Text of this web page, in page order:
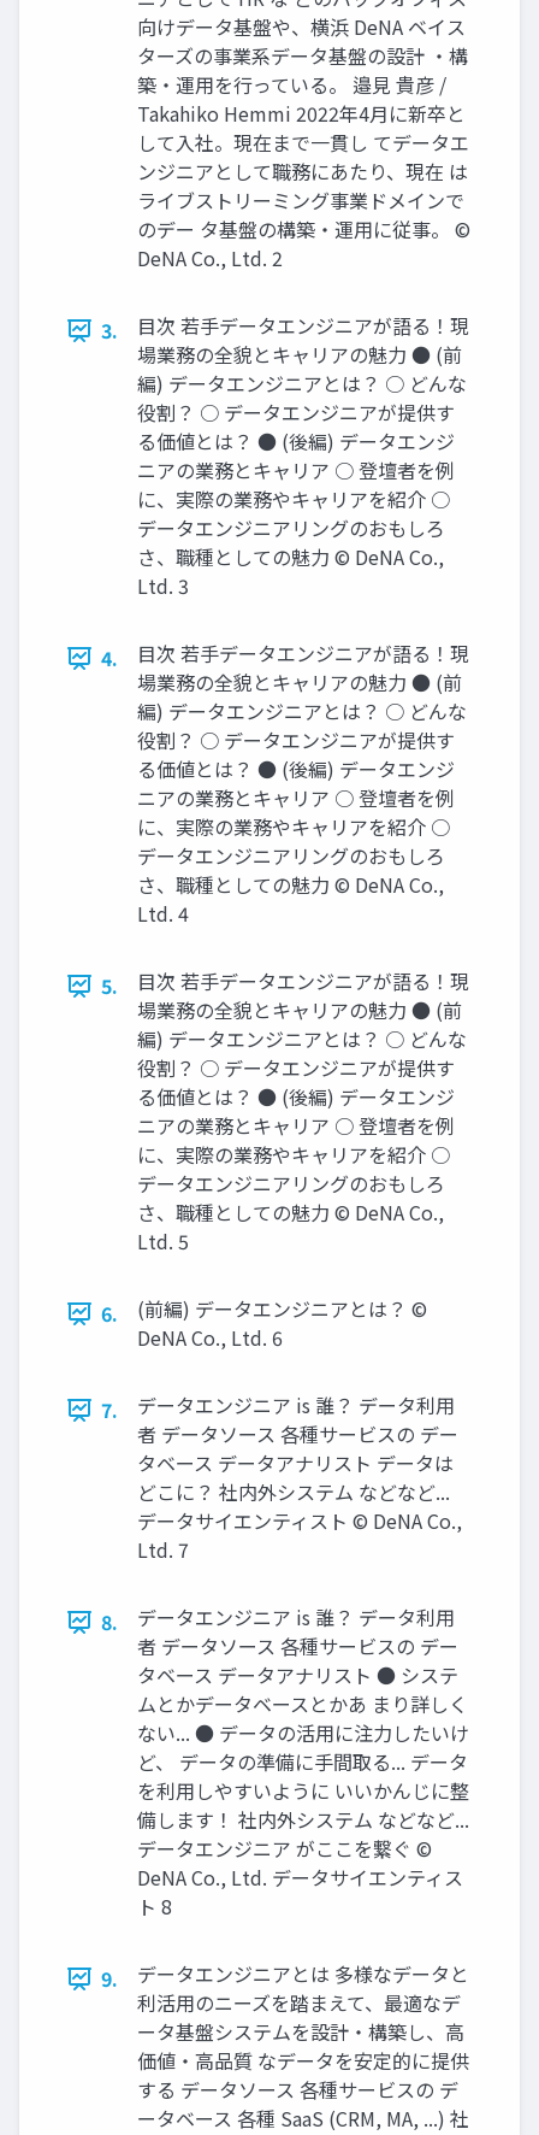
向けデータ基盤や、横浜 DeNA ベイス
ターズの事業系データ基盤の設計 ‧構
築‧運⽤を⾏っている。 邉⾒ 貴彦 /
Takahiko Hemmi 2022年4⽉に新卒と
して⼊社。現在まで⼀貫し てデータエ
ンジニアとして職務にあたり、現在 は
ライブストリーミング事業ドメインで
のデー タ基盤の構築‧運⽤に従事。 ©
DeNA Co., Ltd. 2
3.
⽬次 若⼿データエンジニアが語る！現
場業務の全貌とキャリアの魅⼒ ● (前
編) データエンジニアとは？ ○ どんな
役割？ ○ データエンジニアが提供す
る価値とは？ ● (後編) データエンジ
ニアの業務とキャリア ○ 登壇者を例
に、実際の業務やキャリアを紹介 ○
データエンジニアリングのおもしろ
さ、職種としての魅⼒ © DeNA Co.,
Ltd. 3
4.
⽬次 若⼿データエンジニアが語る！現
場業務の全貌とキャリアの魅⼒ ● (前
編) データエンジニアとは？ ○ どんな
役割？ ○ データエンジニアが提供す
る価値とは？ ● (後編) データエンジ
ニアの業務とキャリア ○ 登壇者を例
に、実際の業務やキャリアを紹介 ○
データエンジニアリングのおもしろ
さ、職種としての魅⼒ © DeNA Co.,
Ltd. 4
5.
⽬次 若⼿データエンジニアが語る！現
場業務の全貌とキャリアの魅⼒ ● (前
編) データエンジニアとは？ ○ どんな
役割？ ○ データエンジニアが提供す
る価値とは？ ● (後編) データエンジ
ニアの業務とキャリア ○ 登壇者を例
に、実際の業務やキャリアを紹介 ○
データエンジニアリングのおもしろ
さ、職種としての魅⼒ © DeNA Co.,
Ltd. 5
6.
(前編) データエンジニアとは？ ©
DeNA Co., Ltd. 6
7.
データエンジニア is 誰？ データ利⽤
者 データソース 各種サービスの デー
タベース データアナリスト データは
どこに？ 社内外システム などなど...
データサイエンティスト © DeNA Co.,
Ltd. 7
8.
データエンジニア is 誰？ データ利⽤
者 データソース 各種サービスの デー
タベース データアナリスト ● システ
ムとかデータベースとかあ まり詳しく
ない... ● データの活⽤に注⼒したいけ
ど、 データの準備に⼿間取る... データ
を利⽤しやすいように いいかんじに整
備します！ 社内外システム などなど...
データエンジニア がここを繋ぐ ©
DeNA Co., Ltd. データサイエンティス
ト 8
9.
データエンジニアとは 多様なデータと
利活⽤のニーズを踏まえて、最適なデ
ータ基盤システムを設計‧構築し、⾼
価値‧⾼品質 なデータを安定的に提供
する データソース 各種サービスの デ
ータベース 各種 SaaS (CRM, MA, ...) 社